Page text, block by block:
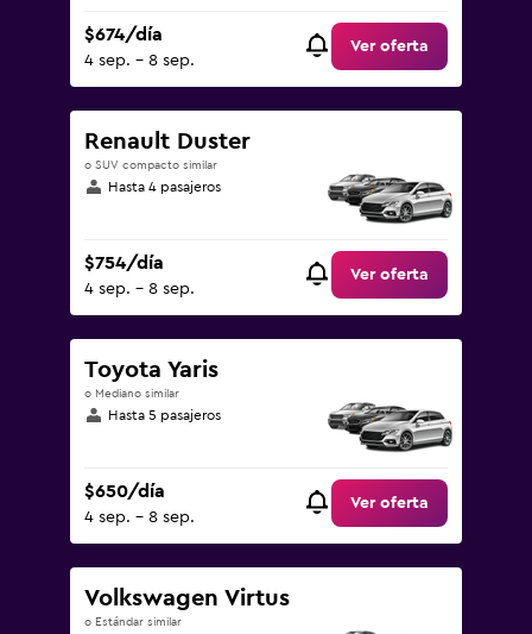
$674/día
4 sep. - 8 sep.
Ver oferta
Renault Duster
o SUV compacto similar
Hasta 4 pasajeros
$754/día
4 sep. - 8 sep.
Ver oferta
Toyota Yaris
o Mediano similar
Hasta 5 pasajeros
$650/día
4 sep. - 8 sep.
Ver oferta
Volkswagen Virtus
o Estándar similar